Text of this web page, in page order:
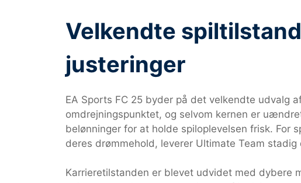
Velkendte
justeringer
EA Sports FC 25 byder på det velkendte udvalg
omdrejningspunktet, og selvom kernen er
belønninger for at holde spiloplevelsen frisk. For
deres drømmehold, leverer Ultimate Team
Karrieretilstanden er blevet udvidet med dybere